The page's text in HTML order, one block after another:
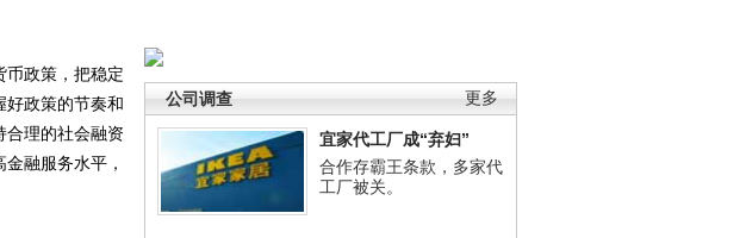
更多
公司调查
宜家代工厂成“弃妇”
合作存霸王条款，多家代
工厂被关。
政策，把稳定
好政策的节奏和
合理的社会融资
融服务水平，